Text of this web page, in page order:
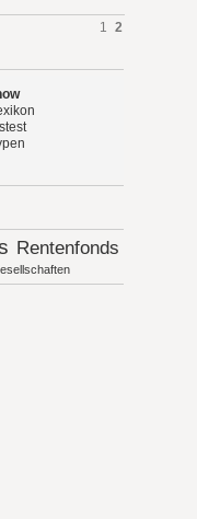
1
2
Rentenfonds